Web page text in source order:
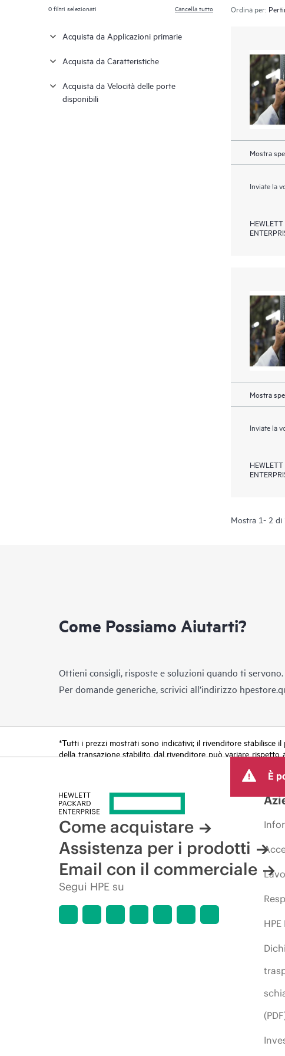
0filtri selezionati Cancella tutto
Acquista da Applicazioni primarie
Acquista da Caratteristiche
Acquista da Velocità delle porte
disponibili
Ordina per:
Mostra
Inviate la
Mostra
Inviate la
Mostra 1- 2 di
Come Possiamo Aiutarti?
Ottieni consigli, risposte e soluzioni quando ti servono.
Per domande generiche, scrivici all’indirizzo
*Tutti i prezzi mostrati sono indicativi; il rivenditore stabilisce
della transazione stabilito dal rivenditore può variare
di prodotti, disponibilità limitata di prodotti, termine di unaÈ
Come acquistare
Assistenza per i prodotti
Email con il commerciale
Segui HPE su
HPE